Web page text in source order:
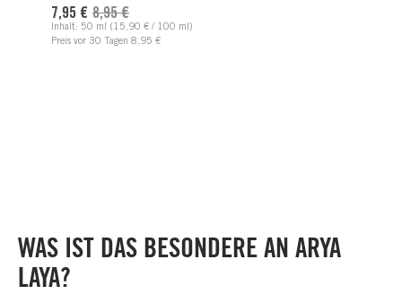
Inhalt: 50 ml (15,90 € / 100 ml)
Preis vor 30 Tagen 8,95 €
7,95 € Regulärer Preis:
8,95 €
WAS IST DAS BESONDERE AN ARYA
LAYA?